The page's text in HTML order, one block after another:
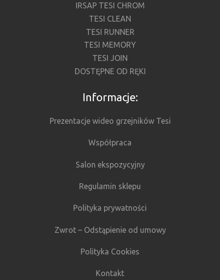
IRSAP TESI CHROM
TESI CLEAN
TESI RUNNER
TESI MEMORY
TESI JOIN
DOSTĘPNE OD RĘKI
Informacje:
Prezentacje wideo grzejników Tesi
Współpraca
Salon ekspozycyjny
Regulamin sklepu
Polityka prywatności
Zwrot – Odstąpienie od umowy
Polityka Cookies
Kontakt